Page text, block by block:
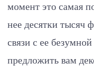
момент это самая
нее десятки тысяч
связи с ее
предложить вам